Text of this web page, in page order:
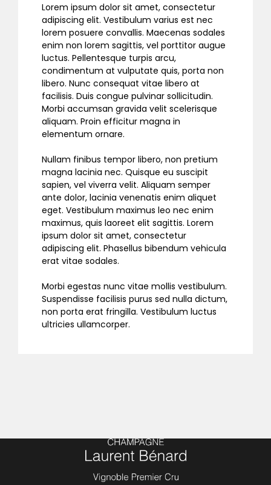
Lorem ipsum dolor sit amet, consectetur
adipiscing elit. Vestibulum varius est nec
lorem posuere convallis. Maecenas sodales
enim non lorem sagittis, vel porttitor augue
luctus. Pellentesque turpis arcu,
condimentum at vulputate quis, porta non
libero. Nunc consequat vitae libero at
facilisis. Duis congue pulvinar sollicitudin.
Morbi accumsan gravida velit scelerisque
aliquam. Proin efficitur magna in
elementum ornare.
Nullam finibus tempor libero, non pretium
magna lacinia nec. Quisque eu suscipit
sapien, vel viverra velit. Aliquam semper
ante dolor, lacinia venenatis enim aliquet
eget. Vestibulum maximus leo nec enim
maximus, quis laoreet elit sagittis. Lorem
ipsum dolor sit amet, consectetur
adipiscing elit. Phasellus bibendum vehicula
erat vitae sodales.
Morbi egestas nunc vitae mollis vestibulum.
Suspendisse facilisis purus sed nulla dictum,
non porta erat fringilla. Vestibulum luctus
ultricies ullamcorper.